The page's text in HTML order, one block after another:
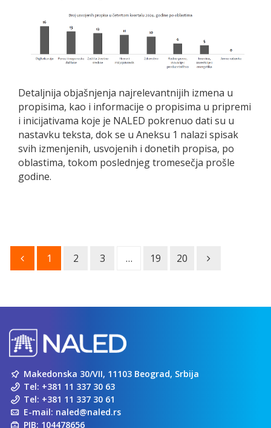
Detaljnija objašnjenja najrelevantnijih izmena u
propisima, kao i informacije o propisima u pripremi
i inicijativama koje je NALED pokrenuo dati su u
nastavku teksta, dok se u Aneksu 1 nalazi spisak
svih izmenjenih, usvojenih i donetih propisa, po
oblastima, tokom poslednjeg tromesečja prošle
godine.
1 2 3 … 19 20
Makedonska 30/VII, 11103 Beograd, Srbija
Tel: +381 11 337 30 63
Tel: +381 11 337 30 61
E-mail: naled@naled.rs
PIB: 104478656